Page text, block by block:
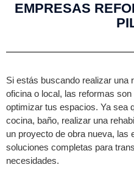
EMPRESAS
Si estás buscando realizar una
oficina o local, las reformas
optimizar tus espacios. Ya sea
cocina, baño, realizar una
un proyecto de obra nueva,
soluciones completas para
necesidades.